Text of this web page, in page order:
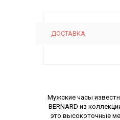
ДОСТАВКА
Описание
Мужские часы
BERNARD из
это высокоточные